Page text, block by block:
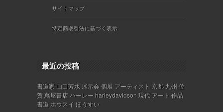
サイトマップ
特定商取引法に基づく表示
最近の投稿
書道家 山口芳水 展示会 個展 アーティスト 京都 九州 佐
賀 蔦屋書店 ハーレー harleydavidson 現代 アート 作品
書道 ホウスイ ほうすい